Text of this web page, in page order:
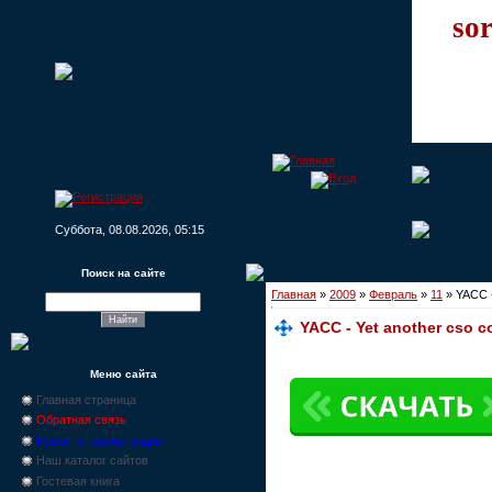
Суббота, 08.08.2026, 05:15
Поиск на сайте
Меню сайта
Главная страница
Обратная связь
Новости, промо-акции
Наш каталог сайтов
Гостевая книга
Главная » 2009 » Февраль » 11 » YACC
YACC - Yet another cso